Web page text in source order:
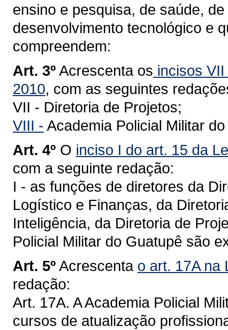
ensino e pesquisa, de saúde,
desenvolvimento tecnológico e
compreendem:
Art. 3º Acrescenta os incisos
2010, com as seguintes
VII - Diretoria de Projetos;
VIII - Academia Policial Militar
Art. 4º O inciso I do art. 15 da
com a seguinte redação:
I - as funções de diretores da
Logístico e Finanças, da
Inteligência, da Diretoria de
Policial Militar do Guatupê são
Art. 5º Acrescenta o art. 17A na
redação:
Art. 17A. A Academia Policial
cursos de atualização